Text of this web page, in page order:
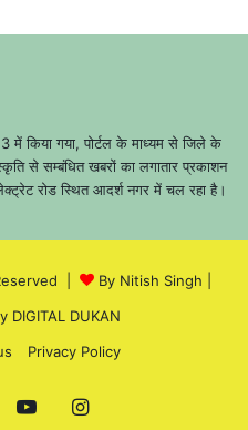
में किया गया, पोर्टल के माध्यम से जिले के
से सम्बंधित खबरों का लगातार प्रकाशन
रोड स्थित आदर्श नगर में चल रहा है।
| By Nitish Singh
DIGITAL DUKAN
Privacy Policy
YouTubeInstagram